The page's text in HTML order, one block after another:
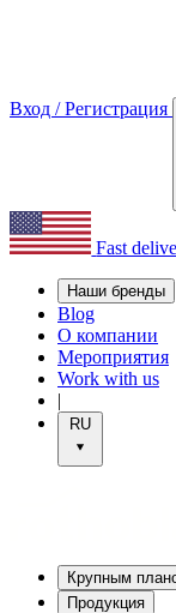
Вход / Регистрация
Fast
Наши бренды
Blog
О компании
Мероприятия
Work with us
|
RU
Крупным
Продукция